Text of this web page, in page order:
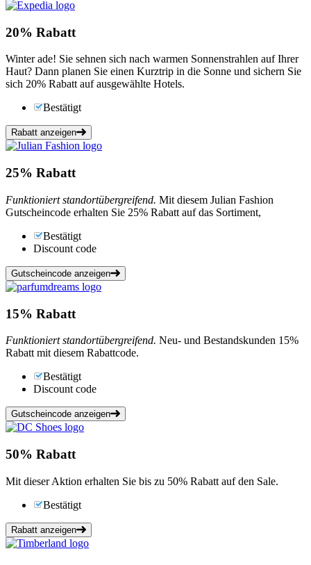
20% Rabatt
Winter ade! Sie sehnen sich nach warmen Sonnenstrahlen auf Ihrer
Haut? Dann planen Sie einen Kurztrip in die Sonne und sichern Sie
sich 20% Rabatt auf ausgewählte Hotels.
Bestätigt
Rabatt anzeigen
25% Rabatt
Funktioniert standortübergreifend. Mit diesem Julian Fashion
Gutscheincode erhalten Sie 25% Rabatt auf das Sortiment,
Bestätigt
Discount code
Gutscheincode anzeigen
15% Rabatt
Funktioniert standortübergreifend. Neu- und Bestandskunden 15%
Rabatt mit diesem Rabattcode.
Bestätigt
Discount code
Gutscheincode anzeigen
50% Rabatt
Mit dieser Aktion erhalten Sie bis zu 50% Rabatt auf den Sale.
Bestätigt
Rabatt anzeigen